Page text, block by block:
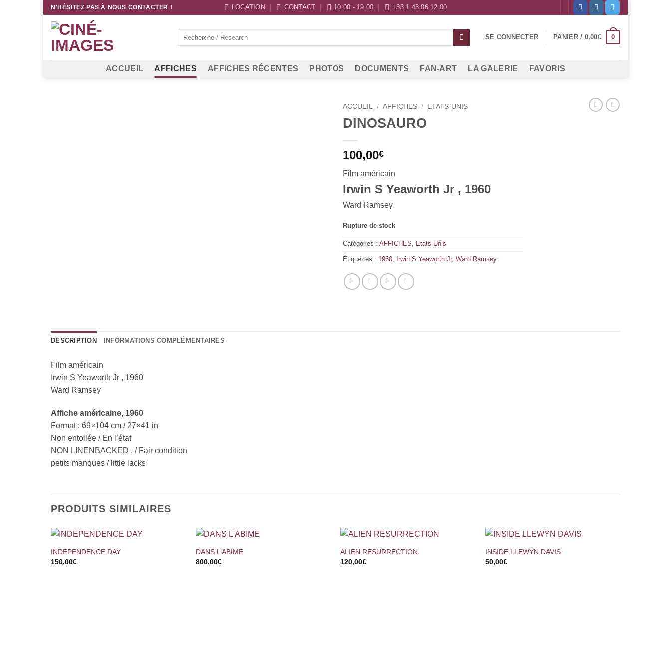
Passer
contenu
N'HÉSITEZ PAS À NOUS CONTACTER ! LOCATION CONTACT 10:00 - 19:00 +33 1 43 06 12 00
SE CONNECTER PANIER / 0,00€ 0
ACCUEIL AFFICHES AFFICHES RÉCENTES PHOTOS DOCUMENTS FAN-ART LA GALERIE FAVORIS
ACCUEIL / AFFICHES / ETATS-UNIS
DINOSAURO
100,00€
Film américain
Irwin S Yeaworth Jr , 1960
Ward Ramsey
Rupture de stock
Catégories : AFFICHES, Etats-Unis
Étiquettes : 1960, Irwin S Yeaworth Jr, Ward Ramsey
DESCRIPTION INFORMATIONS COMPLÉMENTAIRES
Film américain
Irwin S Yeaworth Jr , 1960
Ward Ramsey
Affiche américaine, 1960
Format : 69×104 cm / 27×41 in
Non entoilée / En l’état
NON LINENBACKED . / Fair condition
petits manques / little lacks
PRODUITS SIMILAIRES
+
INDEPENDENCE DAY
150,00€
+
DANS L’ABIME
800,00€
+
ALIEN RESURRECTION
120,00€
+
INSIDE LLEWYN DAVIS
50,00€